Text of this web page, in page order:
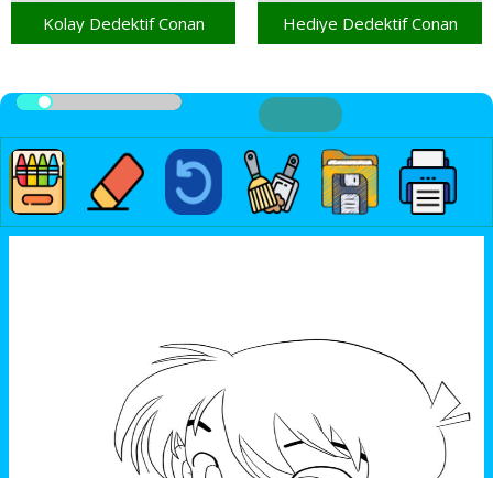
Kolay Dedektif Conan Hediye Dedektif Conan